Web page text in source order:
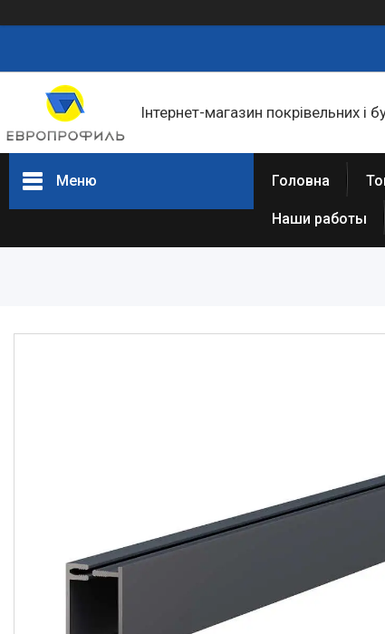
Інтернет-магазин покрівельних і
Меню Головна
Наши работы